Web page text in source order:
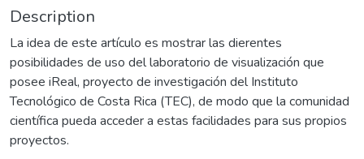
Description
La idea de este artículo es mostrar las dierentes
posibilidades de uso del laboratorio de visualización que
posee iReal, proyecto de investigación del Instituto
Tecnológico de Costa Rica (TEC), de modo que la comunidad
científica pueda acceder a estas facilidades para sus propios
proyectos.